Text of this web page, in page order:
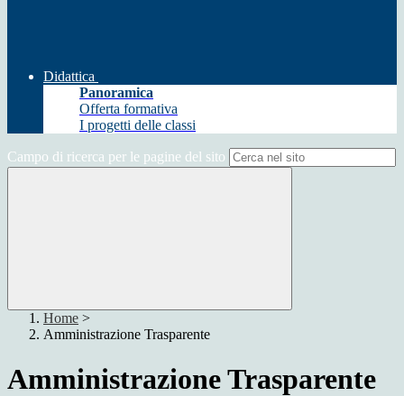
Didattica
Panoramica
Offerta formativa
I progetti delle classi
Campo di ricerca per le pagine del sito
Home >
Amministrazione Trasparente
Amministrazione Trasparente